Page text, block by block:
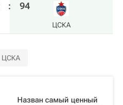
: 94
ЦСКА
ЦСКА
Назван самый ценный